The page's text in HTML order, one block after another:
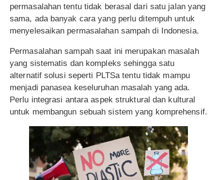
permasalahan tentu tidak berasal dari satu jalan yang
sama, ada banyak cara yang perlu ditempuh untuk
menyelesaikan permasalahan sampah di Indonesia.
Permasalahan sampah saat ini merupakan masalah
yang sistematis dan kompleks sehingga satu
alternatif solusi seperti PLTSa tentu tidak mampu
menjadi panasea keseluruhan masalah yang ada.
Perlu integrasi antara aspek struktural dan kultural
untuk membangun sebuah sistem yang komprehensif.